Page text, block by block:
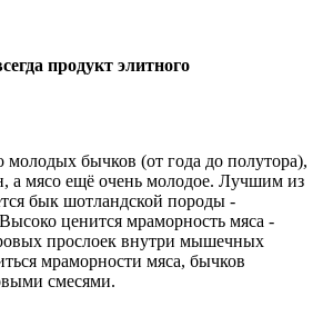
продукт элитного
молодых бычков (от года до полутора),
а мясо ещё очень молодое. Лучшим из
бык шотландской породы -
ценится мраморность мяса -
прослоек внутри мышечных
мраморности мяса, бычков
смесями.